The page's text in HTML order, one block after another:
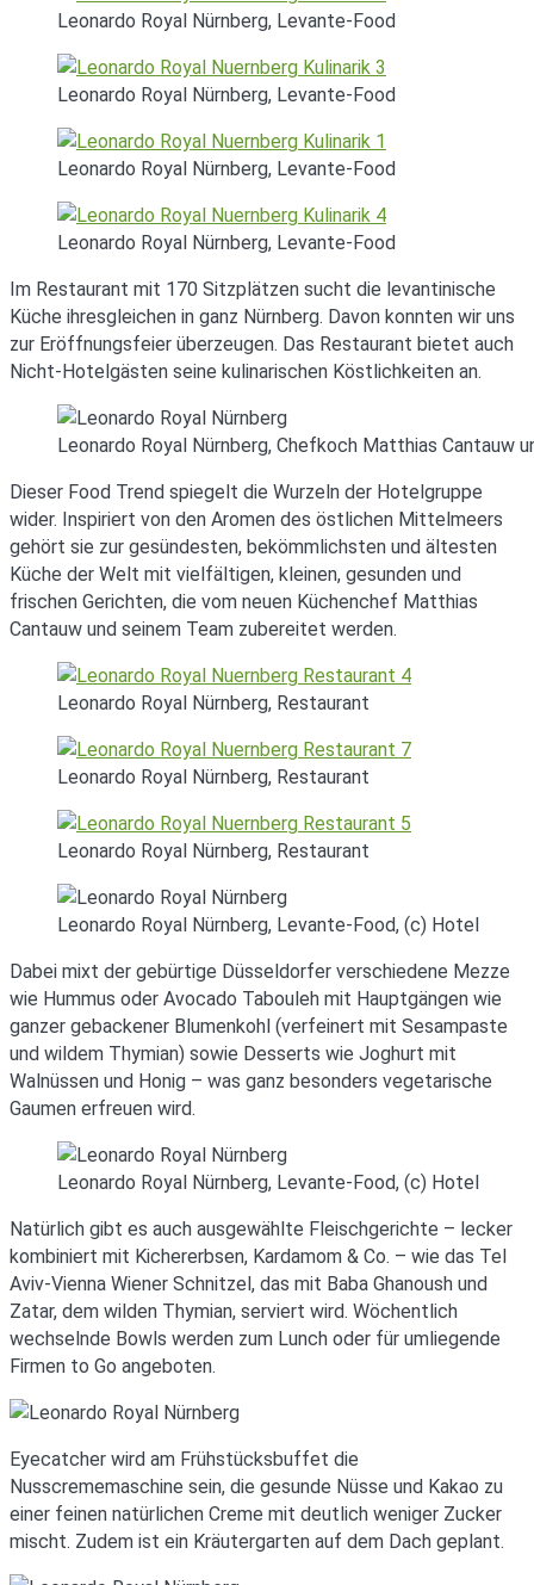
Leonardo Royal Nürnberg, Levante-Food
Leonardo Royal Nürnberg, Levante-Food
Leonardo Royal Nürnberg, Levante-Food
Leonardo Royal Nürnberg, Levante-Food
Im Restaurant mit 170 Sitzplätzen sucht die levantinische
Küche ihresgleichen in ganz Nürnberg. Davon konnten wir uns
zur Eröffnungsfeier überzeugen. Das Restaurant bietet auch
Nicht-Hotelgästen seine kulinarischen Köstlichkeiten an.
Leonardo Royal Nürnberg, Chefkoch Matthias Cantauw
Dieser Food Trend spiegelt die Wurzeln der Hotelgruppe
wider. Inspiriert von den Aromen des östlichen Mittelmeers
gehört sie zur gesündesten, bekömmlichsten und ältesten
Küche der Welt mit vielfältigen, kleinen, gesunden und
frischen Gerichten, die vom neuen Küchenchef Matthias
Cantauw und seinem Team zubereitet werden.
Leonardo Royal Nürnberg, Restaurant
Leonardo Royal Nürnberg, Restaurant
Leonardo Royal Nürnberg, Restaurant
Leonardo Royal Nürnberg, Levante-Food, (c) Hotel
Dabei mixt der gebürtige Düsseldorfer verschiedene Mezze
wie Hummus oder Avocado Tabouleh mit Hauptgängen wie
ganzer gebackener Blumenkohl (verfeinert mit Sesampaste
und wildem Thymian) sowie Desserts wie Joghurt mit
Walnüssen und Honig – was ganz besonders vegetarische
Gaumen erfreuen wird.
Leonardo Royal Nürnberg, Levante-Food, (c) Hotel
Natürlich gibt es auch ausgewählte Fleischgerichte – lecker
kombiniert mit Kichererbsen, Kardamom & Co. – wie das Tel
Aviv-Vienna Wiener Schnitzel, das mit Baba Ghanoush und
Zatar, dem wilden Thymian, serviert wird. Wöchentlich
wechselnde Bowls werden zum Lunch oder für umliegende
Firmen to Go angeboten.
Eyecatcher wird am Frühstücksbuffet die
Nusscrememaschine sein, die gesunde Nüsse und Kakao zu
einer feinen natürlichen Creme mit deutlich weniger Zucker
mischt. Zudem ist ein Kräutergarten auf dem Dach geplant.